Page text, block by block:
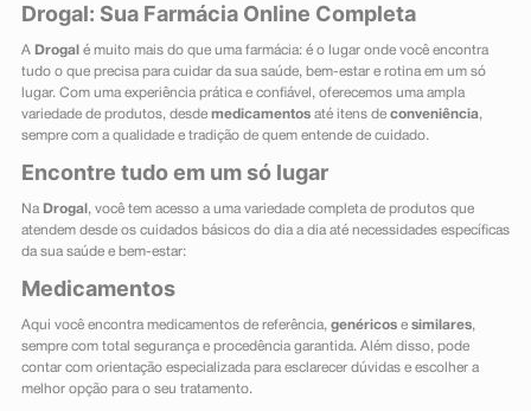
Drogal: Sua Farmácia Online Completa
A Drogal é muito mais do que uma farmácia: é o lugar onde você encontra
tudo o que precisa para cuidar da sua saúde, bem-estar e rotina em um só
lugar. Com uma experiência prática e confiável, oferecemos uma ampla
variedade de produtos, desde medicamentosaté itens de conveniência,
sempre com a qualidade e tradição de quem entende de cuidado.
Encontre tudo em um só lugar
Na Drogal , você tem acesso a uma variedade completa de produtos que
atendem desde os cuidados básicos do dia a dia até necessidades específicas
da sua saúde e bem-estar:
Medicamentos
Aqui você encontra medicamentos de referência, genéricose similares,
sempre com total segurança e procedência garantida. Além disso, pode
contar com orientação especializada para esclarecer dúvidas e escolher a
melhor opção para o seu tratamento.